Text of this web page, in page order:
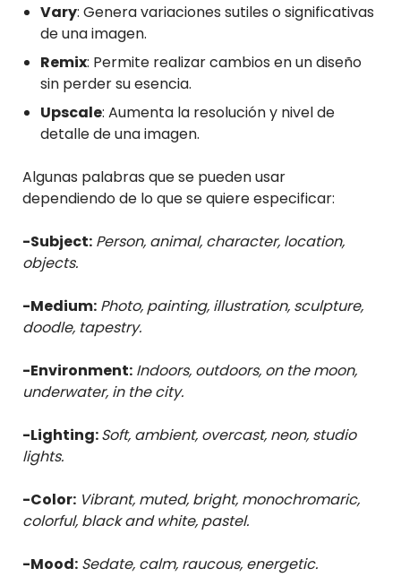
Vary: Genera variaciones sutiles o significativas
de una imagen.
Remix: Permite realizar cambios en un diseño
sin perder su esencia.
Upscale: Aumenta la resolución y nivel de
detalle de una imagen.
Algunas palabras que se pueden usar
dependiendo de lo que se quiere especificar:
-Subject: Person, animal, character, location,
objects.
-Medium: Photo, painting, illustration, sculpture,
doodle, tapestry.
-Environment: Indoors, outdoors, on the moon,
underwater, in the city.
-Lighting:Soft, ambient, overcast, neon, studio
lights.
-Color: Vibrant, muted, bright, monochromaric,
colorful, black and white, pastel.
-Mood: Sedate, calm, raucous, energetic.